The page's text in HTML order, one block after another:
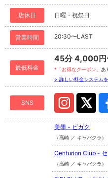
店休日 日曜・祝祭日
営業時間 20:30〜LAST
最低料金
45分 4,000円
*「お得なクーポン」 あ
> 詳しい料金システム
SNS
美學 - ビガク
（高崎 ／ キャバクラ）
Centurion Club -
（高崎 ／ キャバクラ）